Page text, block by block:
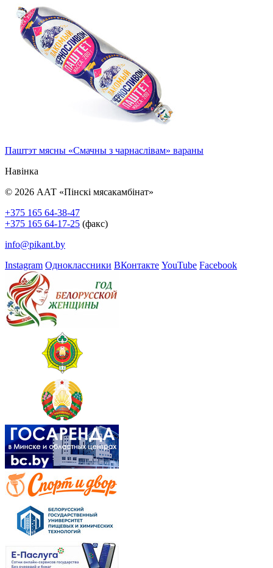
Паштэт мясны «Смачны з чарнаслівам» вараны
Навінка
© 2026 ААТ «Пінскі мясакамбінат»
+375 165 64-38-47
+375 165 64-17-25 (факс)
info@pikant.by
Instagram Одноклассники ВКонтакте YouTube Facebook